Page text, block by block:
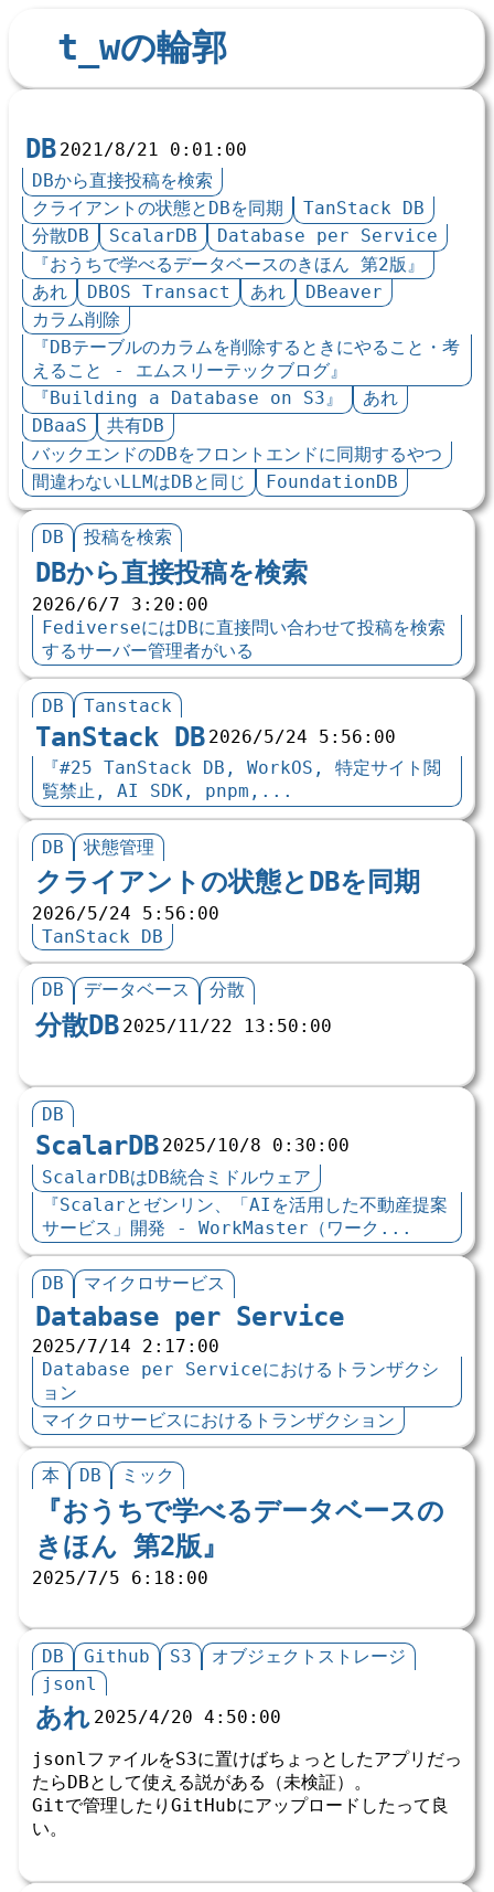
t_wの輪郭
DB 2021/8/21 0:01:00
DBから直接投稿を検索
クライアントの状態とDBを同期
TanStack DB
分散DB
ScalarDB
Database per Service
『おうちで学べるデータベースのきほん 第2版』
あれ
DBOS Transact あれ
DBeaver
カラム削除
『DBテーブルのカラムを削除するときにやること・考
えること - エムスリーテックブログ』
『Building a Database on S3』
あれ
DBaaS
共有DB
バックエンドのDBをフロントエンドに同期するやつ
間違わないLLMはDBと同じ
FoundationDB
DB 投稿を検索
DBから直接投稿を検索
2026/6/7 3:20:00
FediverseにはDBに直接問い合わせて投稿を検索
するサーバー管理者がいる
DB Tanstack
TanStack DB 2026/5/24 5:56:00
『#25 TanStack DB, WorkOS, 特定サイト閲
覧禁止, AI SDK, pnpm,...
DB 状態管理
クライアントの状態とDBを同期
2026/5/24 5:56:00
TanStack DB
DB データベース 分散
分散DB 2025/11/22 13:50:00
DB
ScalarDB 2025/10/8 0:30:00
ScalarDBはDB統合ミドルウェア
『Scalarとゼンリン、「AIを活用した不動産提案
サービス」開発 - WorkMaster（ワーク...
DB マイクロサービス
Database per Service
2025/7/14 2:17:00
Database per Serviceにおけるトランザクシ
ョン
マイクロサービスにおけるトランザクション
本 DB ミック
『おうちで学べるデータベースの
きほん 第2版』
2025/7/5 6:18:00
DB Github S3
オブジェクトストレージ
jsonl
あれ 2025/4/20 4:50:00
jsonlファイルをS3に置けばちょっとしたアプリだっ
たらDBとして使える説がある（未検証）。
Gitで管理したりGitHubにアップロードしたって良
い。